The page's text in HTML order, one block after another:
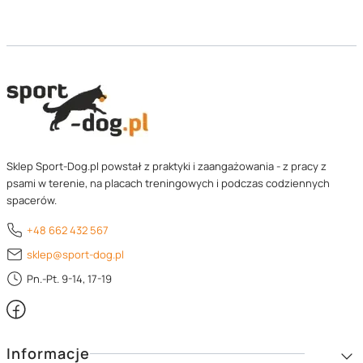
ringowe i ich zastosowania
Jak długo powinien trwać trening z szarpakiem?
Sesje zszarpakiem ringowym
kilkanaście sekund wystarczy, by utrzymać wysoką
motywację i uniknąć znużenia. Zbyt długi trening prowadzi
do utraty koncentracji i niepotrzebnego napięcia, dlatego
staraj się kończyć ćwiczenie, gdy pies wciąż jest
zaangażowany.
Kiedy wprowadzać komendy podczas zabawy
szarpakiem?
Sklep Sport-Dog.pl powstał z praktyki i zaangażowania - z pracy z
psami w terenie, na placach treningowych i podczas codziennych
spacerów.
+48 662 432 567
sklep@sport-dog.pl
Pn.-Pt. 9-14, 17-19
Linki w stopce
Informacje